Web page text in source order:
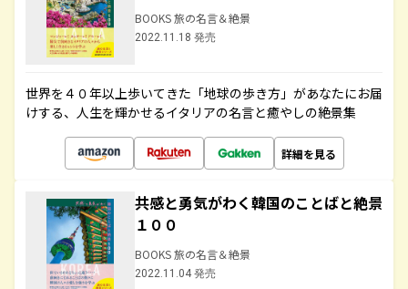
BOOKS 旅の名言＆絶景
2022.11.18 発売
世界を４０年以上歩いてきた「地球の歩き方」があなたにお届
けする、人生を輝かせるイタリアの名言と癒やしの絶景集
詳細を見る
共感と勇気がわく韓国のことばと絶景
１００
BOOKS 旅の名言＆絶景
2022.11.04 発売